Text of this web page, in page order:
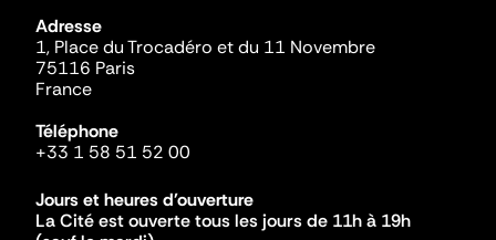
Adresse
1, Place du Trocadéro et du 11 Novembre
75116 Paris
France
Téléphone
+33 1 58 51 52 00
Jours et heures d'ouverture
La Cité est ouverte tous les jours de 11h à 19h